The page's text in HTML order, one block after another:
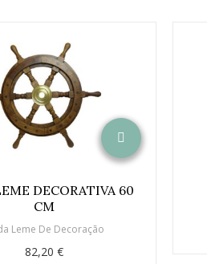
DECORATIVA 60
CM
Leme De Decoração
82,20 €